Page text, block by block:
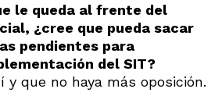
le queda al frente del
¿cree que pueda sacar
pendientes para
del SIT?
y que no haya más oposición.